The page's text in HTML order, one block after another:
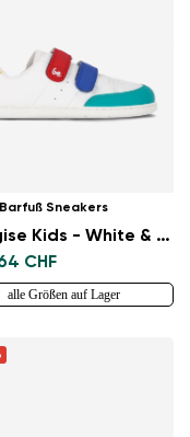
Sneakers
Energise Kids - White & Multicolour
CHF
alle Größen auf Lager